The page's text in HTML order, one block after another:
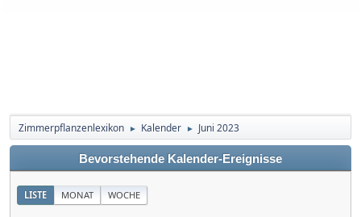
Zimmerpflanzenlexikon ► Kalender ► Juni 2023
Bevorstehende Kalender-Ereignisse
LISTE MONAT WOCHE